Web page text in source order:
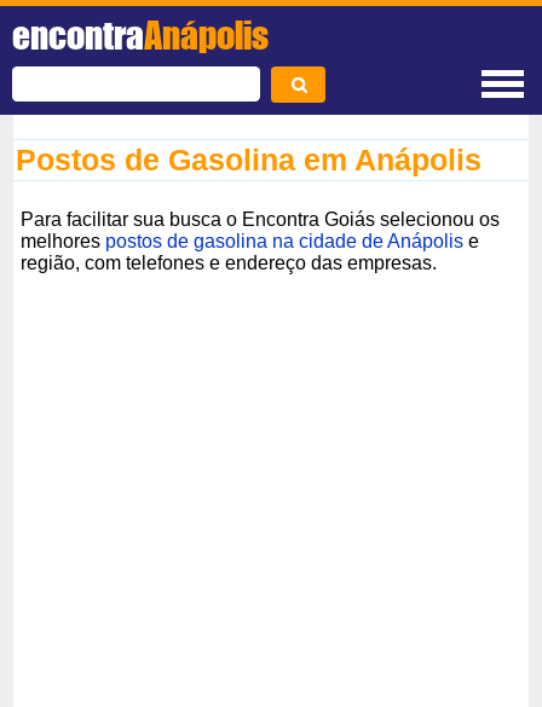
encontraAnápolis
Postos de Gasolina em Anápolis
Para facilitar sua busca o Encontra Goiás selecionou os
melhores postos de gasolina na cidade de Anápolis e
região, com telefones e endereço das empresas.